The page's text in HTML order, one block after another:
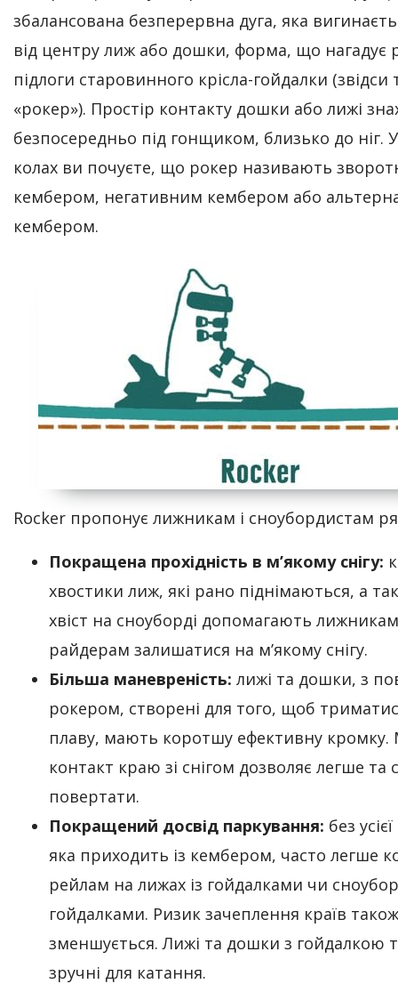
збалансована безперервна дуга, яка
від центру лиж або дошки, форма, що нагадує
підлоги старовинного крісла-гойдалки (звідси
«рокер»). Простір контакту дошки або лижі
безпосередньо під гонщиком, близько до ніг.
колах ви почуєте, що рокер називають
кембером, негативним кембером або
кембером.
Rocker пропонує лижникам і сноубордистам
Покращена прохідність в м’якому снігу:
хвостики лиж, які рано піднімаються, а
хвіст на сноуборді допомагають лижникам
райдерам залишатися на м’якому снігу.
Більша маневреність: лижі та дошки, з
рокером, створені для того, щоб
плаву, мають коротшу ефективну
контакт краю зі снігом дозволяє легше та
повертати.
Покращений досвід паркування: без
яка приходить із кембером, часто легше
рейлам на лижах із гойдалками чи
гойдалками. Ризик зачеплення країв також
зменшується. Лижі та дошки з гойдалкою
зручні для катання.